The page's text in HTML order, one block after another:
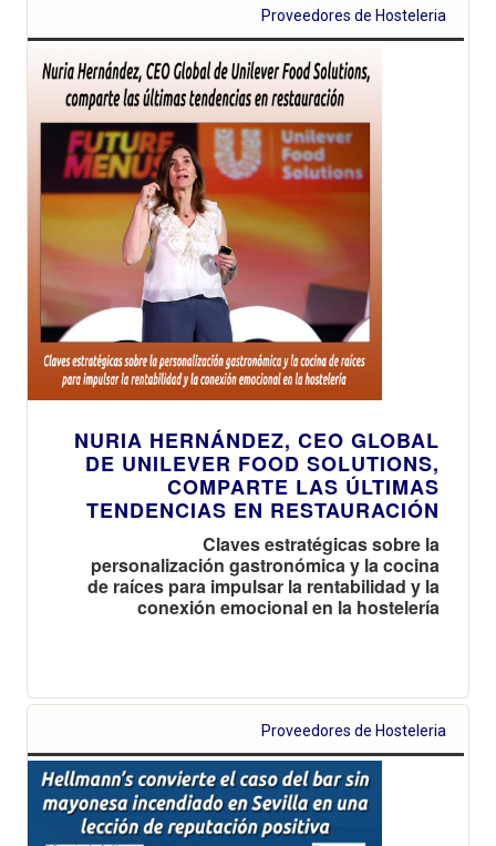
Proveedores de Hosteleria
NURIA HERNÁNDEZ, CEO GLOBAL
DE UNILEVER FOOD SOLUTIONS,
COMPARTE LAS ÚLTIMAS
TENDENCIAS EN RESTAURACIÓN
Claves estratégicas sobre la
personalización gastronómica y la cocina
de raíces para impulsar la rentabilidad y la
conexión emocional en la hostelería
Proveedores de Hosteleria